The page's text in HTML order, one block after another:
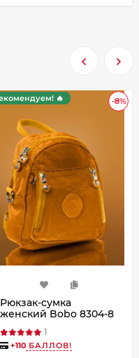
-8%
🔥
Рюкзак-сумка
женский Bobo 8304-8
1
+110 БАЛЛОВ!